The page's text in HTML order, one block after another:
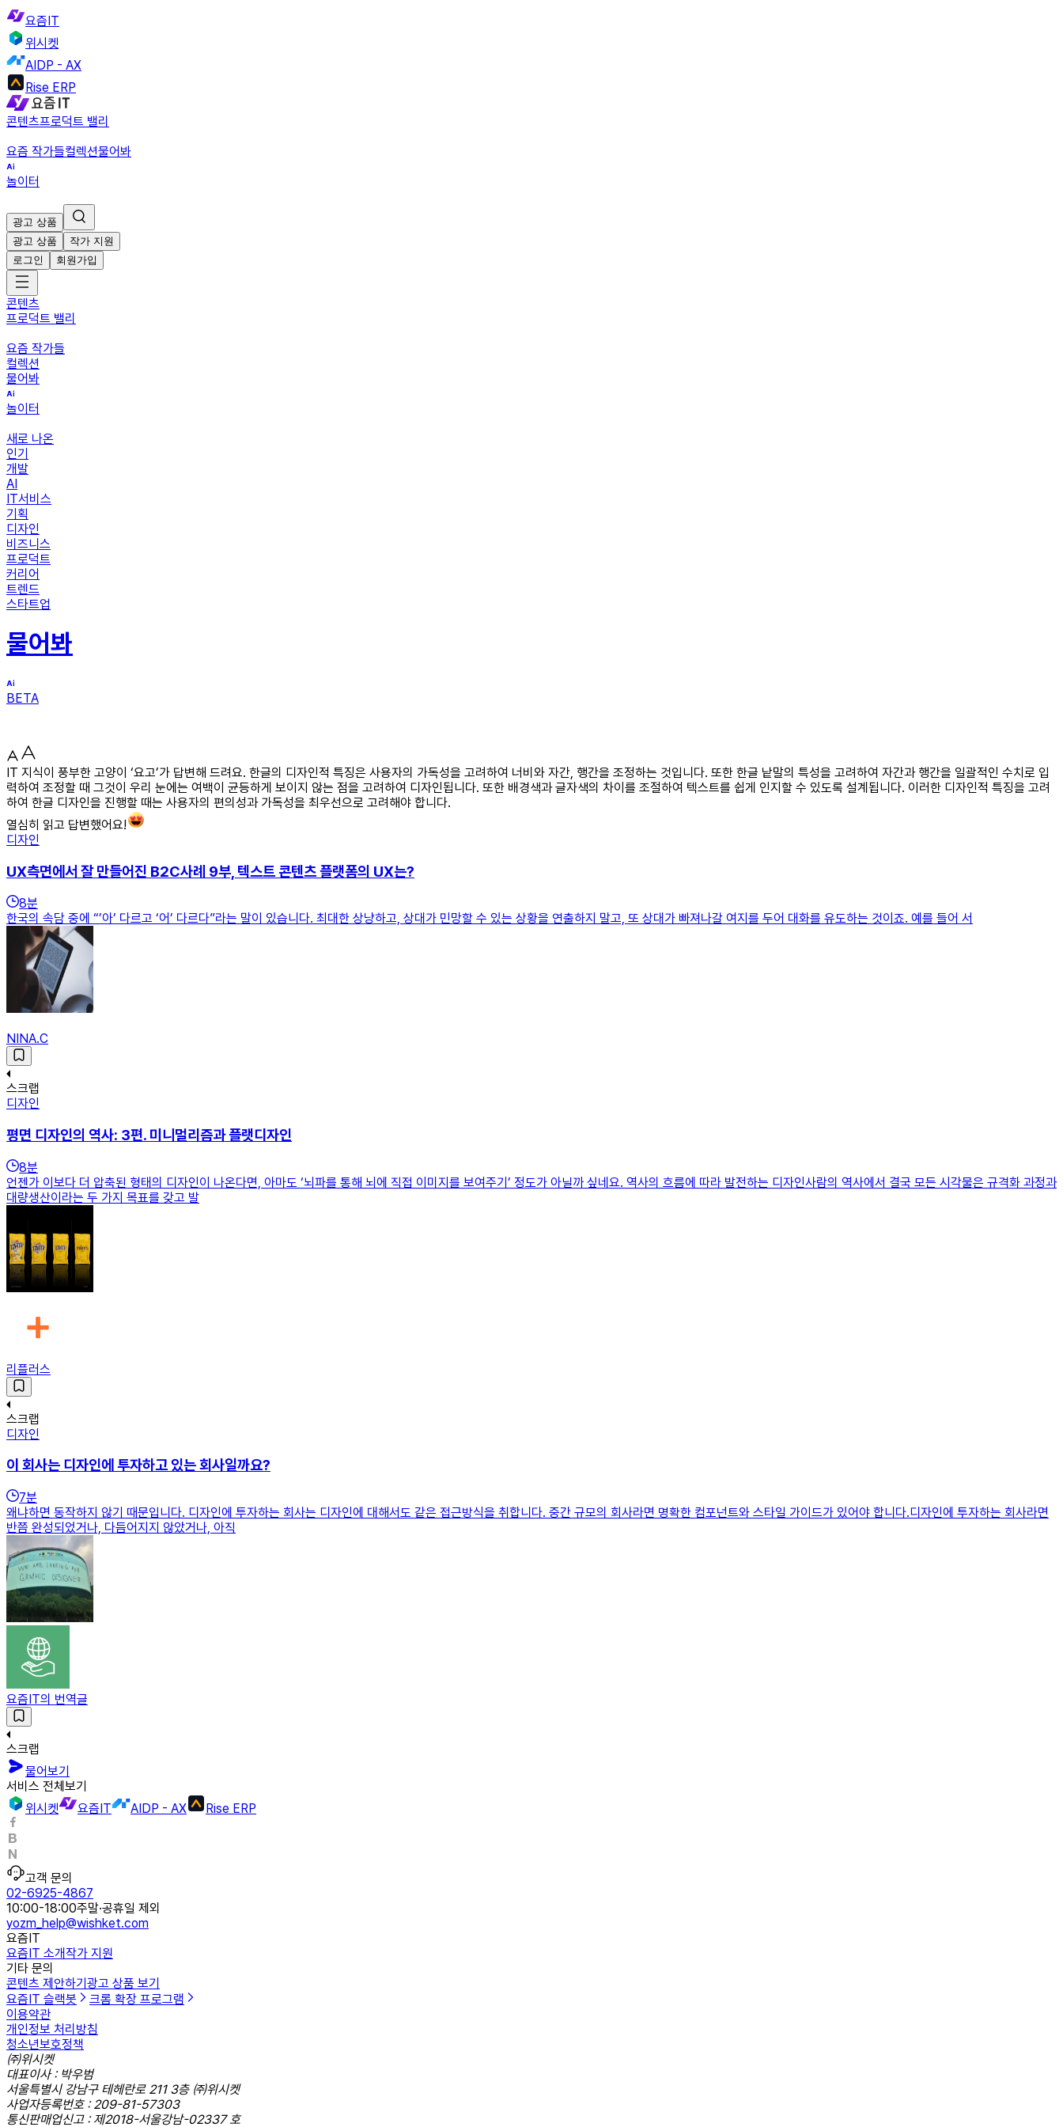
요즘IT
위시켓
AIDP - AX
Rise ERP
콘텐츠프로덕트 밸리
요즘 작가들컬렉션물어봐
놀이터
광고 상품
광고 상품
작가 지원
로그인
회원가입
콘텐츠
프로덕트 밸리
요즘 작가들
컬렉션
물어봐
놀이터
새로 나온
인기
개발
AI
IT서비스
기획
디자인
비즈니스
프로덕트
커리어
트렌드
스타트업
물어봐
BETA
IT 지식이 풍부한 고양이 ‘요고’가 답변해 드려요. 한글의 디자인적 특징은 사용자의 가독성을 고려하여 너비와 자간, 행간을 조정하는 것입니다. 또한 한글 낱말의 특성을 고려하여 자간과 행간을 일괄적인 수치로 입
력하여 조정할 때 그것이 우리 눈에는 여백이 균등하게 보이지 않는 점을 고려하여 디자인됩니다. 또한 배경색과 글자색의 차이를 조절하여 텍스트를 쉽게 인지할 수 있도록 설계됩니다. 이러한 디자인적 특징을 고려
하여 한글 디자인을 진행할 때는 사용자의 편의성과 가독성을 최우선으로 고려해야 합니다.
열심히 읽고 답변했어요!
디자인
UX측면에서 잘 만들어진 B2C사례 9부, 텍스트 콘텐츠 플랫폼의 UX는?
8분
한국의 속담 중에 “’아’ 다르고 ‘어’ 다르다”라는 말이 있습니다. 최대한 상냥하고, 상대가 민망할 수 있는 상황을 연출하지 말고, 또 상대가 빠져나갈 여지를 두어 대화를 유도하는 것이죠. 예를 들어 서
NINA.C
스크랩
디자인
평면 디자인의 역사: 3편. 미니멀리즘과 플랫디자인
8분
언젠가 이보다 더 압축된 형태의 디자인이 나온다면, 아마도 ‘뇌파를 통해 뇌에 직접 이미지를 보여주기’ 정도가 아닐까 싶네요. 역사의 흐름에 따라 발전하는 디자인사람의 역사에서 결국 모든 시각물은 규격화 과정과
대량생산이라는 두 가지 목표를 갖고 발
리플러스
스크랩
디자인
이 회사는 디자인에 투자하고 있는 회사일까요?
7분
왜냐하면 동작하지 않기 때문입니다. 디자인에 투자하는 회사는 디자인에 대해서도 같은 접근방식을 취합니다. 중간 규모의 회사라면 명확한 컴포넌트와 스타일 가이드가 있어야 합니다.디자인에 투자하는 회사라면
반쯤 완성되었거나, 다듬어지지 않았거나, 아직
요즘IT의 번역글
스크랩
물어보기
서비스 전체보기
위시켓
요즘IT AIDP - AX Rise ERP
고객 문의
02-6925-4867
10:00-18:00주말·공휴일 제외
yozm_help@wishket.com
요즘IT
요즘IT 소개작가 지원
기타 문의
콘텐츠 제안하기 광고 상품 보기
요즘IT 슬랙봇
크롬 확장 프로그램
이용약관
개인정보 처리방침
청소년보호정책
㈜위시켓
대표이사 : 박우범
서울특별시 강남구 테헤란로 211 3층 ㈜위시켓
사업자등록번호 : 209-81-57303
통신판매업신고 : 제2018-서울강남-02337 호